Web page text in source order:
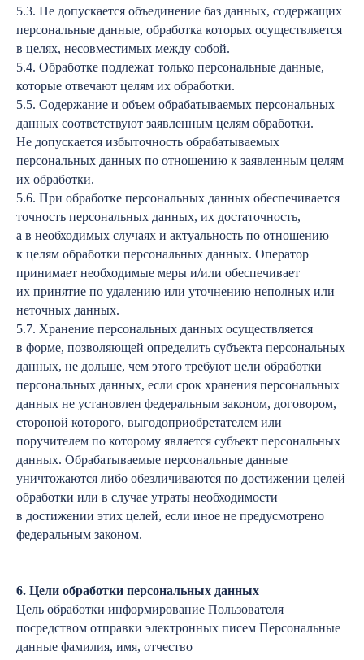
5.3. Не допускается объединение баз данных, содержащих
персональные данные, обработка которых осуществляется
в целях, несовместимых между собой.
5.4. Обработке подлежат только персональные данные,
которые отвечают целям их обработки.
5.5. Содержание и объем обрабатываемых персональных
данных соответствуют заявленным целям обработки.
Не допускается избыточность обрабатываемых
персональных данных по отношению к заявленным целям
их обработки.
5.6. При обработке персональных данных обеспечивается
точность персональных данных, их достаточность,
а в необходимых случаях и актуальность по отношению
к целям обработки персональных данных. Оператор
принимает необходимые меры и/или обеспечивает
их принятие по удалению или уточнению неполных или
неточных данных.
5.7. Хранение персональных данных осуществляется
в форме, позволяющей определить субъекта персональных
данных, не дольше, чем этого требуют цели обработки
персональных данных, если срок хранения персональных
данных не установлен федеральным законом, договором,
стороной которого, выгодоприобретателем или
поручителем по которому является субъект персональных
данных. Обрабатываемые персональные данные
уничтожаются либо обезличиваются по достижении целей
обработки или в случае утраты необходимости
в достижении этих целей, если иное не предусмотрено
федеральным законом.
6. Цели обработки персональных данных
Цель обработки информирование Пользователя
посредством отправки электронных писем Персональные
данные фамилия, имя, отчество